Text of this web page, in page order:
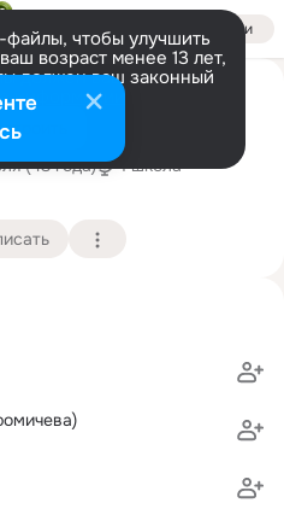
Войти
чтобы улучшить
возраст менее 13 лет,
должен ваш законный
информации
(43 года)
1 школа